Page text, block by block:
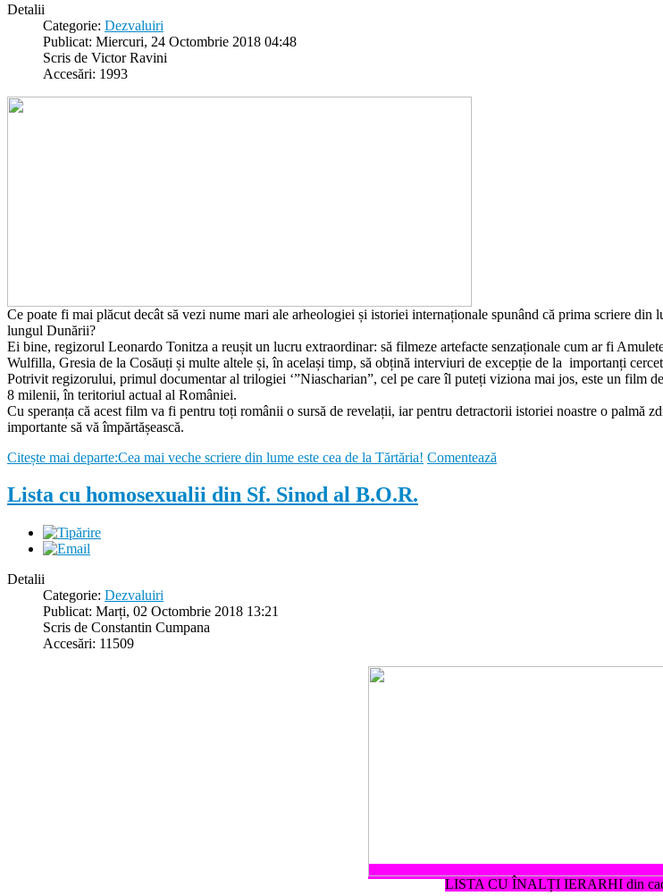
Detalii
Categorie: Dezvaluiri
Publicat: Miercuri, 24 Octombrie 2018 04:48
Scris de Victor Ravini
Accesări: 1993
Ce poate fi mai plăcut decât să vezi nume mari ale arheologiei și istoriei internaționale spunând că prima scriere din
lungul Dunării?
Ei bine, regizorul Leonardo Tonitza a reușit un lucru extraordinar: să filmeze artefacte senzaționale cum ar fi
Wulfilla, Gresia de la Cosăuți și multe altele și, în același timp, să obțină interviuri de excepție de la importanți
Potrivit regizorului, primul documentar al trilogiei ‘”Niascharian”, cel pe care îl puteți viziona mai jos, este un film
8 milenii, în teritoriul actual al României.
Cu speranța că acest film va fi pentru toți românii o sursă de revelații, iar pentru detractorii istoriei noastre o palmă
importante să vă împărtășească.
Citește mai departe:Cea mai veche scriere din lume este cea de la Tărtăria! Comentează
Lista cu homosexualii din Sf. Sinod al B.O.R.
Detalii
Categorie: Dezvaluiri
Publicat: Marți, 02 Octombrie 2018 13:21
Scris de Constantin Cumpana
Accesări: 11509
LISTA CU ÎNALȚI IERARHI din